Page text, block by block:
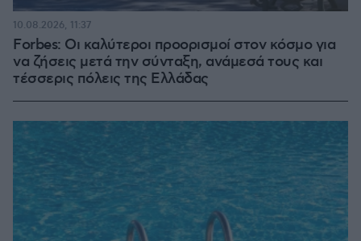
Forbes: Οι καλύτεροι προορισμοί στον κόσμο για
να ζήσεις μετά την σύνταξη, ανάμεσά τους και
τέσσερις πόλεις της Ελλάδας
10.08.2026, 11:37